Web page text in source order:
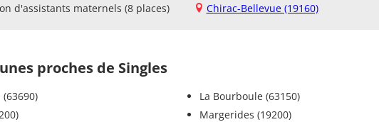
d'assistants maternels (8 places) Chirac-Bellevue (19160)
proches de Singles
(63690)
La Bourboule (63150)
Margerides (19200)